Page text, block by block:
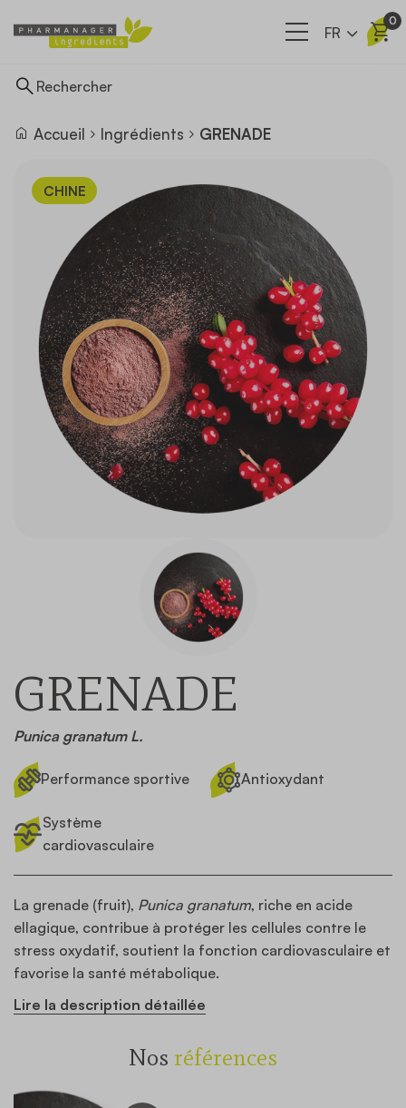
Nos filières
A propos
Actualités
Contact
FR
0
Accueil Ingrédients GRENADE
CHINE
GRENADE
Punica granatum L.
Performance sportive Antioxydant
Système
cardiovasculaire
La grenade (fruit), Punica granatum, riche en acide
ellagique, contribue à protéger les cellules contre le
stress oxydatif, soutient la fonction cardiovasculaire et
favorise la santé métabolique.
Lire la description détaillée
Nos références